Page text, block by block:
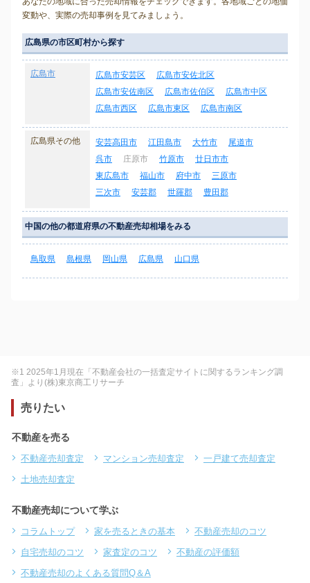
変動や、実際の売却事例を見てみましょう。
広島県の市区町村から探す
広島市 広島市安芸区
広島市安佐北区
広島市安佐南区
広島市佐伯区
広島市中区
広島市西区
広島市東区 広島市南区
広島県その他 安芸高田市 江田島市 大竹市
尾道市
呉市
庄原市 竹原市
廿日市市
東広島市
福山市 府中市
三原市
三次市
安芸郡 世羅郡 豊田郡
中国の他の都道府県の不動産売却相場をみる
鳥取県 島根県 岡山県 広島県 山口県
※1 2025年1月現在「不動産会社の一括査定サイトに関するランキング調
査」より(株)東京商工リサーチ
売りたい
不動産を売る
不動産売却査定 マンション売却査定
一戸建て売却査定
土地売却査定
不動産売却について学ぶ
コラムトップ 家を売るときの基本
不動産売却のコツ
自宅売却のコツ
家査定のコツ
不動産の評価額
不動産売却のよくある質問Q＆A